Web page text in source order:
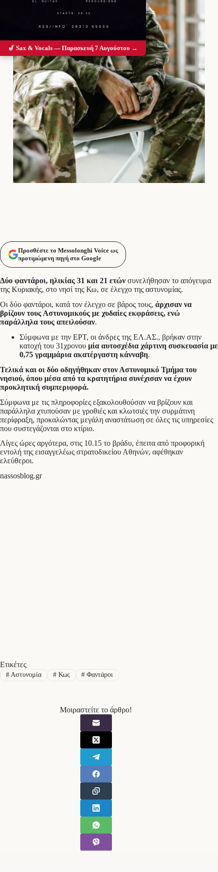
Προσθέστε το Messolonghi Voice ως
προτιμώμενη πηγή στο Google
Δύο φαντάροι, ηλικίας 31 και 21 ετών συνελήθησαν το απόγευμα
της Κυριακής, στο νησί της Κω, σε έλεγχο της αστυνομίας.
Οι δύο φαντάροι, κατά τον έλεγχο σε βάρος τους, άρχισαν να
βρίζουν τους Αστυνομικούς με χυδαίες εκφράσεις, ενώ
παράλληλα τους απειλούσαν.
Σύμφωνα με την ΕΡΤ, οι άνδρες της ΕΛ.ΑΣ., βρήκαν στην
κατοχή του 31χρονου μία αυτοσχέδια χάρτινη συσκευασία με
0,75 γραμμάρια ακατέργαστη κάνναβη.
Τελικά και οι δύο οδηγήθηκαν στον Αστυνομικό Τμήμα του
νησιού, όπου μέσα από τα κρατητήρια συνέχισαν να έχουν
προκλητική συμπεριφορά.
Σύμφωνα με τις πληροφορίες εξακολουθούσαν να βρίζουν και
παράλληλα χτυπούσαν με γροθιές και κλωτσιές την συρμάτινη
περίφραξη, προκαλώντας μεγάλη αναστάτωση σε όλες τις υπηρεσίες
που συστεγάζονται στο κτίριο.
Λίγες ώρες αργότερα, στις 10.15 το βράδυ, έπειτα από προφορική
εντολή της εισαγγελέως στρατοδικείου Αθηνών, αφέθηκαν
ελεύθεροι.
nassosblog.gr
Ετικέτες
#Αστυνομία #Κως # Φαντάροι
Μοιραστείτε το άρθρο!
🎷 Sax & Vocals — Παρασκευή 7 Αυγούστου →